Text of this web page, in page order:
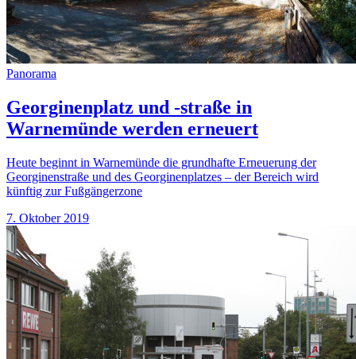
Panorama
Georginenplatz und -straße in
Warnemünde werden erneuert
Heute beginnt in Warnemünde die grundhafte Erneuerung der
Georginenstraße und des Georginenplatzes – der Bereich wird
künftig zur Fußgängerzone
7. Oktober 2019